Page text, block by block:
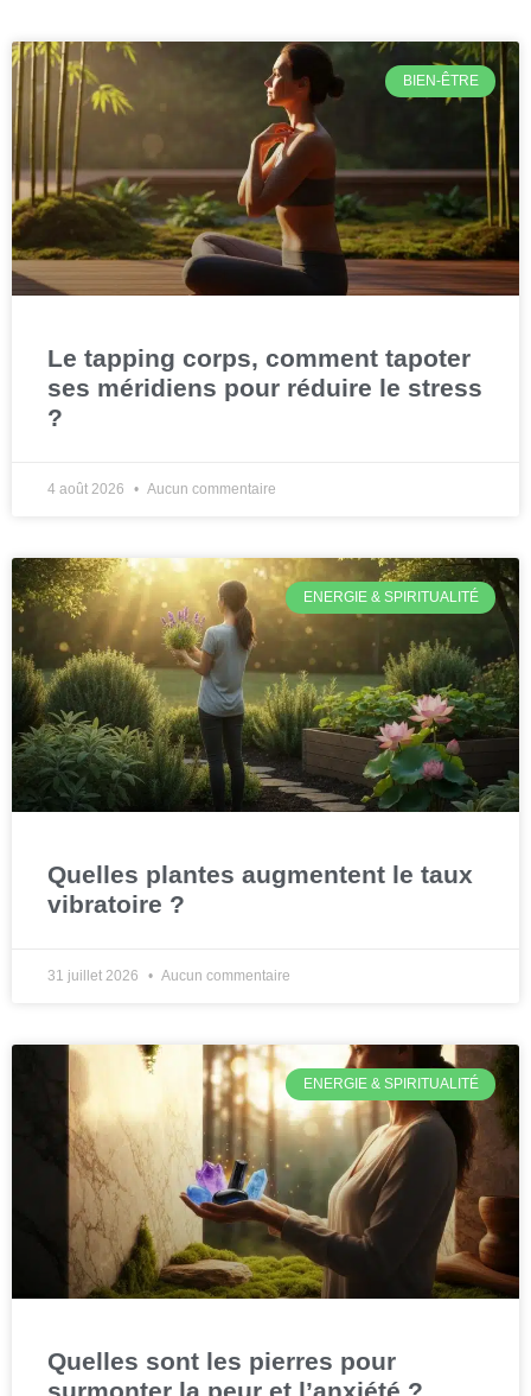
BIEN-ÊTRE
Le tapping corps, comment tapoter
ses méridiens pour réduire le stress
?
4 août 2026 Aucun commentaire
ENERGIE & SPIRITUALITÉ
Quelles plantes augmentent le taux
vibratoire ?
31 juillet 2026 Aucun commentaire
ENERGIE & SPIRITUALITÉ
Quelles sont les pierres pour